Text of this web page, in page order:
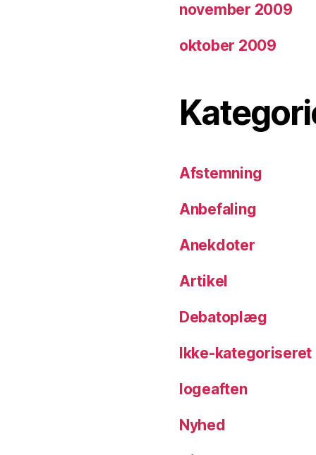
november 2009
oktober 2009
Afstemning
Anbefaling
Anekdoter
Artikel
Debatoplæg
Ikke-kategoriseret
logeaften
Nyhed